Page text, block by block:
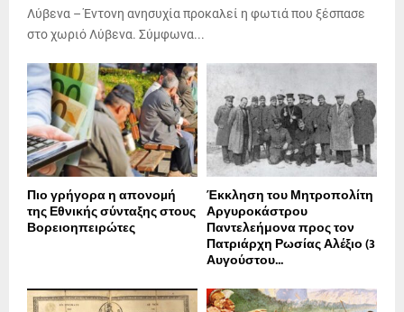
Λύβενα – Έντονη ανησυχία προκαλεί η φωτιά που ξέσπασε
στο χωριό Λύβενα. Σύμφωνα...
Πιο γρήγορα η απονοµή
της Εθνικής σύνταξης στους
Βορειοηπειρώτες
Έκκληση του Μητροπολίτη
Αργυροκάστρου
Παντελεήμονα προς τον
Πατριάρχη Ρωσίας Αλέξιο (3
Αυγούστου...